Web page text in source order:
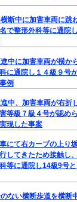
断中に加害車両に跳
で整形外科等に通院
中に加害車両が横か
に通院し１４級９号
例
中、加害車両が右折
等級７級４号が認め
現した事案
にて右カーブの上り
してきたため接触し
等に通院し14級9号
ない横断歩道を横断